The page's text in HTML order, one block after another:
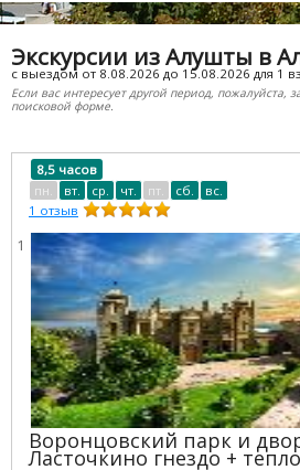
Экскурсии из Алушты в
с выездом от 8.08.2026 до 15.08.2026 для 1
Если вас интересует другой период, пожалуйста,
поисковой форме.
1
8,5 часов
пн.
вт. ср. чт. пт. сб.
вс.
1 отзыв
Воронцовский парк и
Ласточкино гнездо +